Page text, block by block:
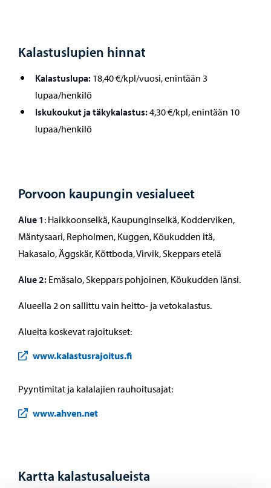
Kalastuslupien hinnat
Kalastuslupa: 18,40 €/kpl/vuosi, enintään 3
lupaa/henkilö
Iskukoukut ja täkykalastus:4,30 €/kpl, enintään 10
lupaa/henkilö
Porvoon kaupungin vesialueet
Alue 1 : Haikkoonselkä, Kaupunginselkä, Kodderviken,
Mäntysaari, Repholmen, Kuggen, Köukudden itä,
Hakasalo, Äggskär, Köttboda, Virvik, Skeppars etelä
Alue 2: Emäsalo, Skeppars pohjoinen, Köukudden länsi.
Alueella 2 on sallittu vain heitto- ja vetokalastus.
Alueita koskevat rajoitukset:
www.kalastusrajoitus.fi
Pyyntimitat ja kalalajien rauhoitusajat:
www.ahven.net
Kartta kalastusalueista